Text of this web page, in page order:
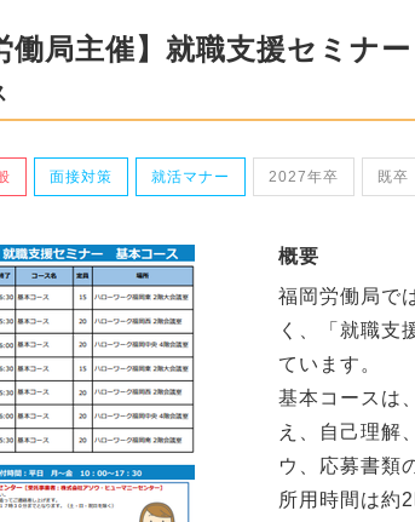
働局主催】就職支援セミナ
面接対策 就活マナー 2027年卒 既卒
概要
福岡労働局で
く、「就職支
ています。
基本コースは
え、自己理解
ウ、応募書類
所用時間は約